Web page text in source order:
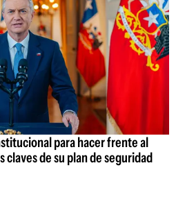
para hacer frente al
de su plan de seguridad